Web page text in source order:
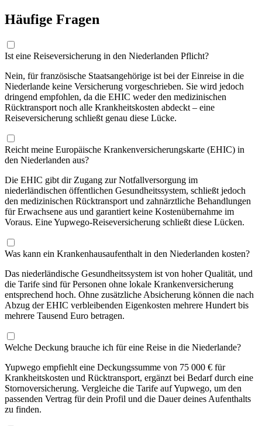
Häufige Fragen
Ist eine Reiseversicherung in den Niederlanden Pflicht?
Nein, für französische Staatsangehörige ist bei der Einreise in die
Niederlande keine Versicherung vorgeschrieben. Sie wird jedoch
dringend empfohlen, da die EHIC weder den medizinischen
Rücktransport noch alle Krankheitskosten abdeckt – eine
Reiseversicherung schließt genau diese Lücke.
Reicht meine Europäische Krankenversicherungskarte (EHIC) in
den Niederlanden aus?
Die EHIC gibt dir Zugang zur Notfallversorgung im
niederländischen öffentlichen Gesundheitssystem, schließt jedoch
den medizinischen Rücktransport und zahnärztliche Behandlungen
für Erwachsene aus und garantiert keine Kostenübernahme im
Voraus. Eine Yupwego-Reiseversicherung schließt diese Lücken.
Was kann ein Krankenhausaufenthalt in den Niederlanden kosten?
Das niederländische Gesundheitssystem ist von hoher Qualität, und
die Tarife sind für Personen ohne lokale Krankenversicherung
entsprechend hoch. Ohne zusätzliche Absicherung können die nach
Abzug der EHIC verbleibenden Eigenkosten mehrere Hundert bis
mehrere Tausend Euro betragen.
Welche Deckung brauche ich für eine Reise in die Niederlande?
Yupwego empfiehlt eine Deckungssumme von 75 000 € für
Krankheitskosten und Rücktransport, ergänzt bei Bedarf durch eine
Stornoversicherung. Vergleiche die Tarife auf Yupwego, um den
passenden Vertrag für dein Profil und die Dauer deines Aufenthalts
zu finden.